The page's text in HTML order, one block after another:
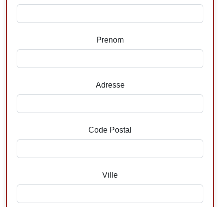
Prenom
Adresse
Code Postal
Ville